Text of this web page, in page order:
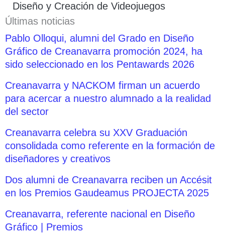
Diseño y Creación de Videojuegos
Últimas noticias
Pablo Olloqui, alumni del Grado en Diseño
Gráfico de Creanavarra promoción 2024, ha
sido seleccionado en los Pentawards 2026
Creanavarra y NACKOM firman un acuerdo
para acercar a nuestro alumnado a la realidad
del sector
Creanavarra celebra su XXV Graduación
consolidada como referente en la formación de
diseñadores y creativos
Dos alumni de Creanavarra reciben un Accésit
en los Premios Gaudeamus PROJECTA 2025
Creanavarra, referente nacional en Diseño
Gráfico | Premios